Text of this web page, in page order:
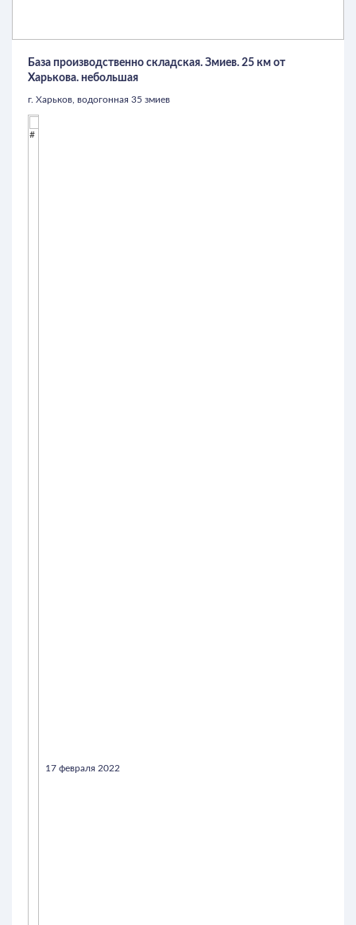
База производственно складская. Змиев. 25 км от
Харькова. небольшая
г. Харьков, водогонная 35 змиев
17 февраля 2022